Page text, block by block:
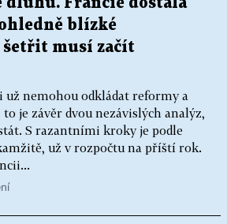
blízké
šetřit musí začít
nemohou odkládat reformy a
je závěr dvou nezávislých analýz,
S razantními kroky je podle
už v rozpočtu na příští rok.